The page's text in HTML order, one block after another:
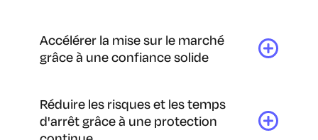
Accélérer la mise sur le marché
grâce à une confiance solide
Réduire les risques et les temps
d'arrêt grâce à une protection